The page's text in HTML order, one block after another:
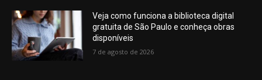
Veja como funciona a biblioteca digital
gratuita de São Paulo e conheça obras
disponíveis
7 de agosto de 2026